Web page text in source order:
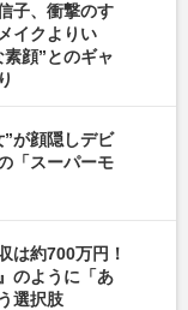
子、衝撃のす
イクよりい
顔”とのギャ
が顔隠しデビ
「スーパーモ
は約700万円！
のように「あ
選択肢